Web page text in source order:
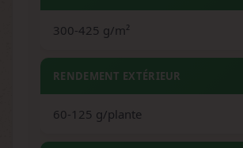
300-425 g/m²
RENDEMENT EXTÉRIEUR
60-125 g/plante